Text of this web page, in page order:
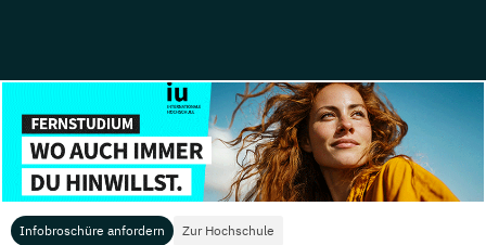
Infobroschüre anfordern Zur Hochschule
© Copyright 2026, TarGroup Media GmbH
Impressum
Über
uns
Datenschutzerklärung Nutzungsbedingungen